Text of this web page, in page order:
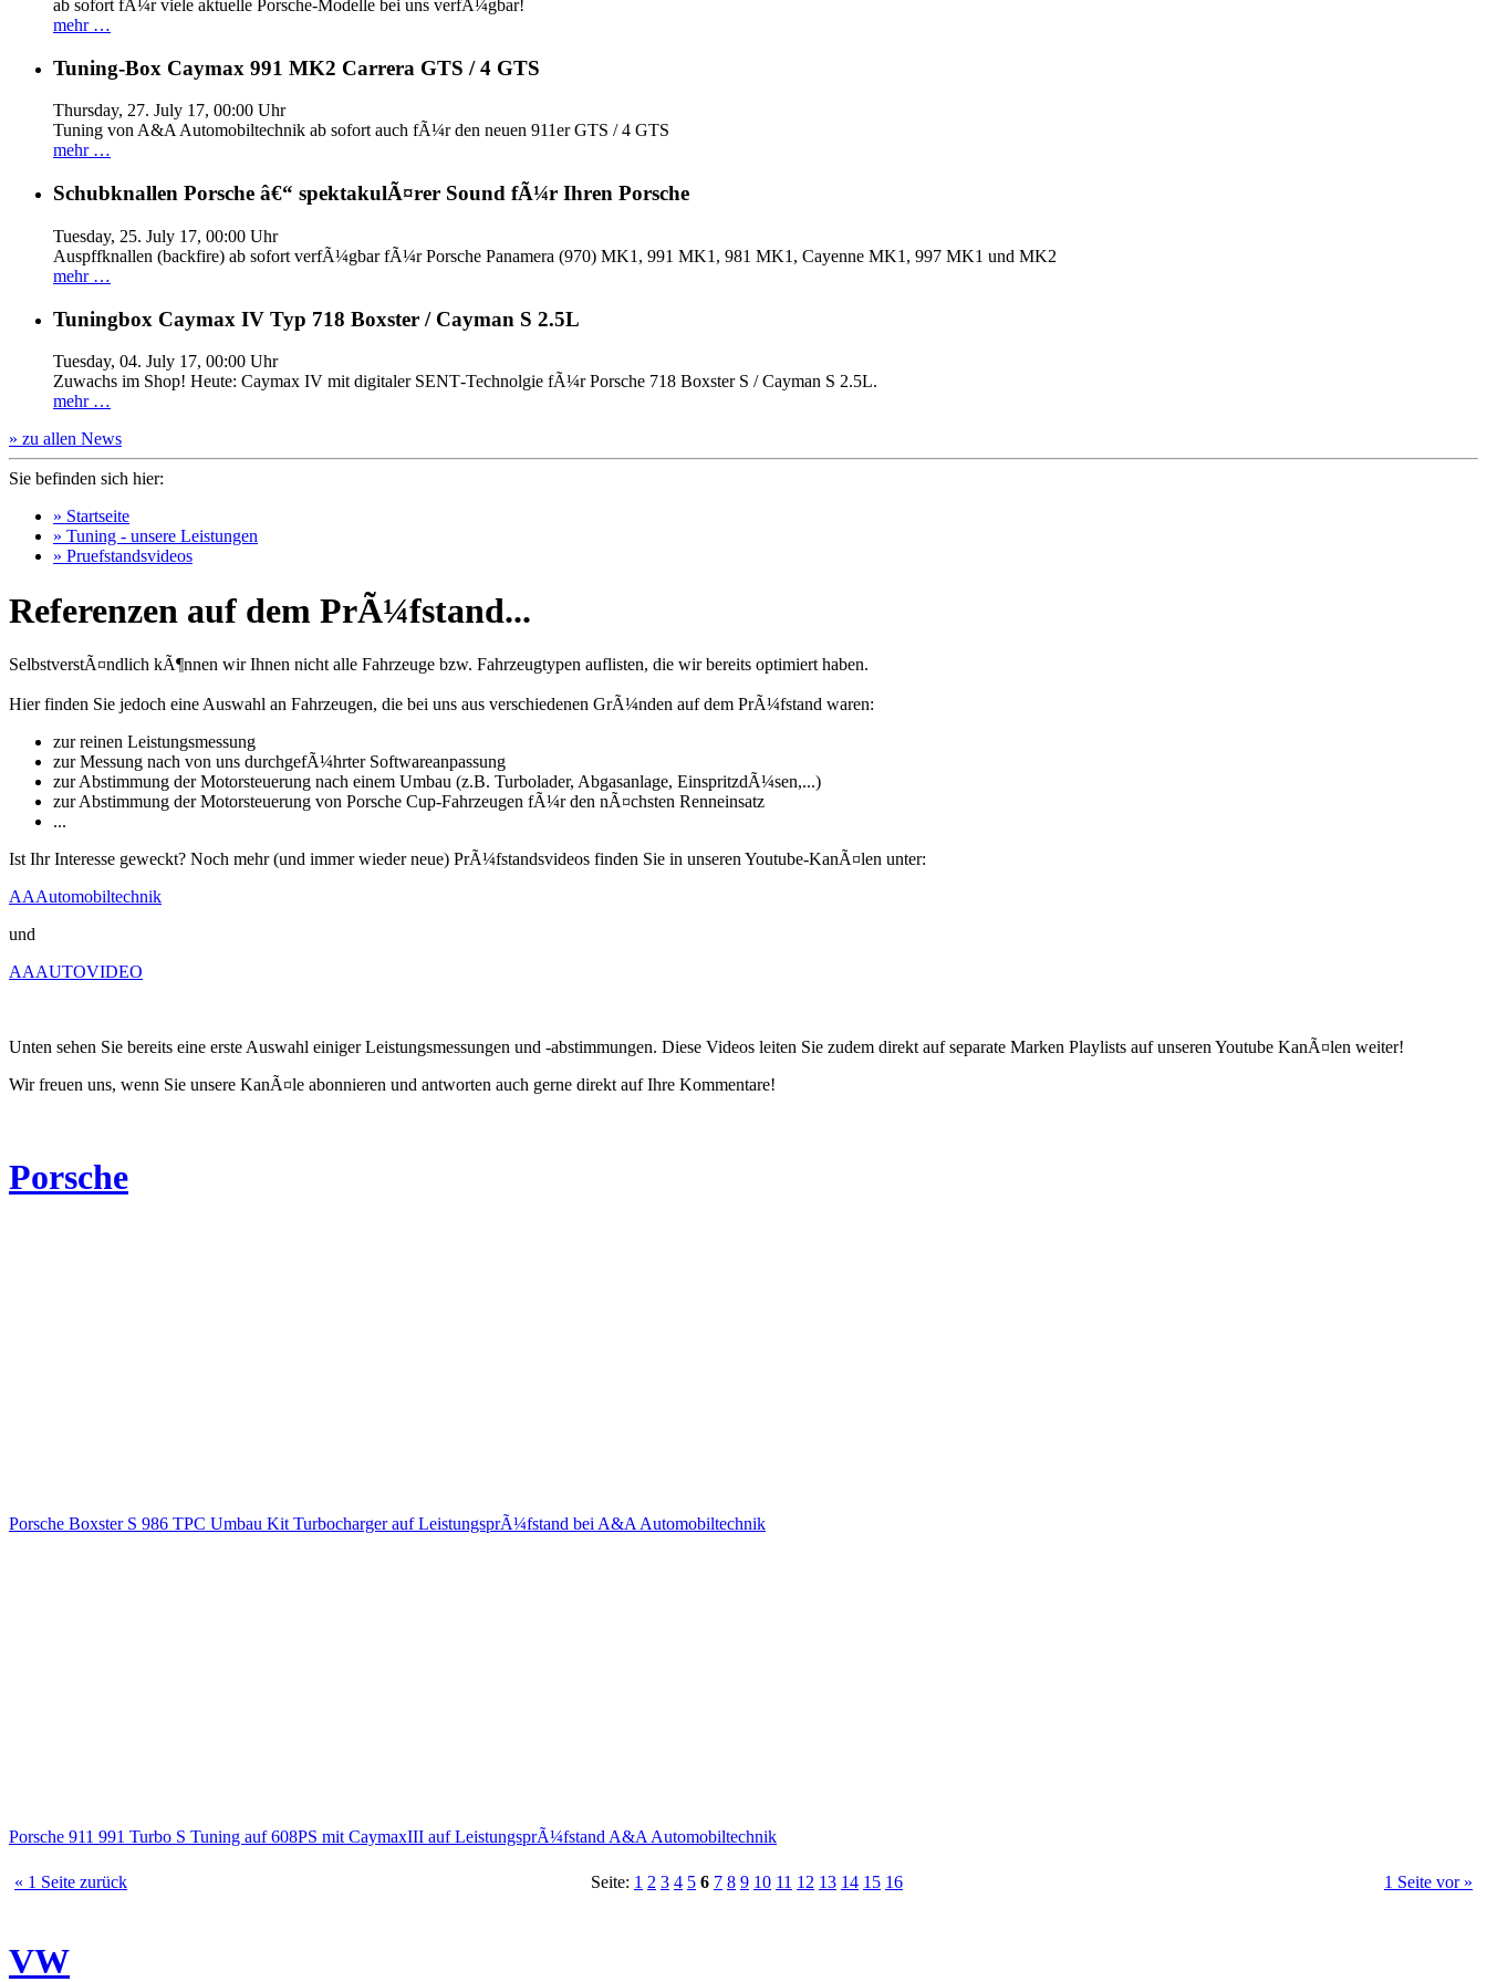
ab sofort fÃ¼r viele aktuelle Porsche-Modelle bei uns verfÃ¼gbar!
mehr …
Tuning-Box Caymax 991 MK2 Carrera GTS / 4 GTS
Thursday, 27. July 17, 00:00 Uhr
Tuning von A&A Automobiltechnik ab sofort auch fÃ¼r den neuen 911er GTS / 4 GTS
mehr …
Schubknallen Porsche â€“ spektakulÃ¤rer Sound fÃ¼r Ihren Porsche
Tuesday, 25. July 17, 00:00 Uhr
Auspffknallen (backfire) ab sofort verfÃ¼gbar fÃ¼r Porsche Panamera (970) MK1, 991 MK1, 981 MK1, Cayenne MK1, 997 MK1 und MK2
mehr …
Tuningbox Caymax IV Typ 718 Boxster / Cayman S 2.5L
Tuesday, 04. July 17, 00:00 Uhr
Zuwachs im Shop! Heute: Caymax IV mit digitaler SENT‐Technolgie fÃ¼r Porsche 718 Boxster S / Cayman S 2.5L.
mehr …
» zu allen News
Sie befinden sich hier:
» Startseite
» Tuning - unsere Leistungen
» Pruefstandsvideos
Referenzen auf dem PrÃ¼fstand...
SelbstverstÃ¤ndlich kÃ¶nnen wir Ihnen nicht alle Fahrzeuge bzw. Fahrzeugtypen auflisten, die wir bereits optimiert haben.
Hier finden Sie jedoch eine Auswahl an Fahrzeugen, die bei uns aus verschiedenen GrÃ¼nden auf dem PrÃ¼fstand waren:
zur reinen Leistungsmessung
zur Messung nach von uns durchgefÃ¼hrter Softwareanpassung
zur Abstimmung der Motorsteuerung nach einem Umbau (z.B. Turbolader, Abgasanlage, EinspritzdÃ¼sen,...)
zur Abstimmung der Motorsteuerung von Porsche Cup-Fahrzeugen fÃ¼r den nÃ¤chsten Renneinsatz
...
Ist Ihr Interesse geweckt? Noch mehr (und immer wieder neue) PrÃ¼fstandsvideos finden Sie in unseren Youtube-KanÃ¤len unter:
AAAutomobiltechnik
und
AAAUTOVIDEO
Unten sehen Sie bereits eine erste Auswahl einiger Leistungsmessungen und -abstimmungen. Diese Videos leiten Sie zudem direkt auf separate Marken Playlists auf unseren Youtube KanÃ¤len weiter!
Wir freuen uns, wenn Sie unsere KanÃ¤le abonnieren und antworten auch gerne direkt auf Ihre Kommentare!
Porsche
Porsche Boxster S 986 TPC Umbau Kit Turbocharger auf LeistungsprÃ¼fstand bei A&A Automobiltechnik
Porsche 911 991 Turbo S Tuning auf 608PS mit CaymaxIII auf LeistungsprÃ¼fstand A&A Automobiltechnik
« 1 Seite zurück Seite: 1 2 3 4 5 6 7 8 9 10 11 12 13 14 15 16 1 Seite vor »
VW